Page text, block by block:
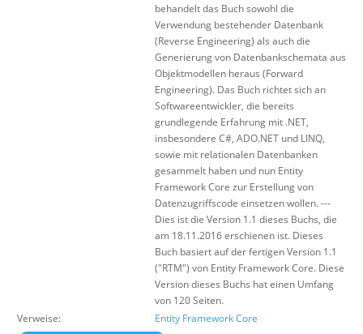
behandelt das Buch sowohl die
Verwendung bestehender Datenbank
(Reverse Engineering) als auch die
Generierung von Datenbankschemata aus
Objektmodellen heraus (Forward
Engineering). Das Buch richtet sich an
Softwareentwickler, die bereits
grundlegende Erfahrung mit .NET,
insbesondere C#, ADO.NET und LINQ,
sowie mit relationalen Datenbanken
gesammelt haben und nun Entity
Framework Core zur Erstellung von
Datenzugriffscode einsetzen wollen. ---
Dies ist die Version 1.1 dieses Buchs, die
am 18.11.2016 erschienen ist. Dieses
Buch basiert auf der fertigen Version 1.1
("RTM") von Entity Framework Core. Diese
Version dieses Buchs hat einen Umfang
von 120 Seiten.
Verweise:
Entity Framework Core